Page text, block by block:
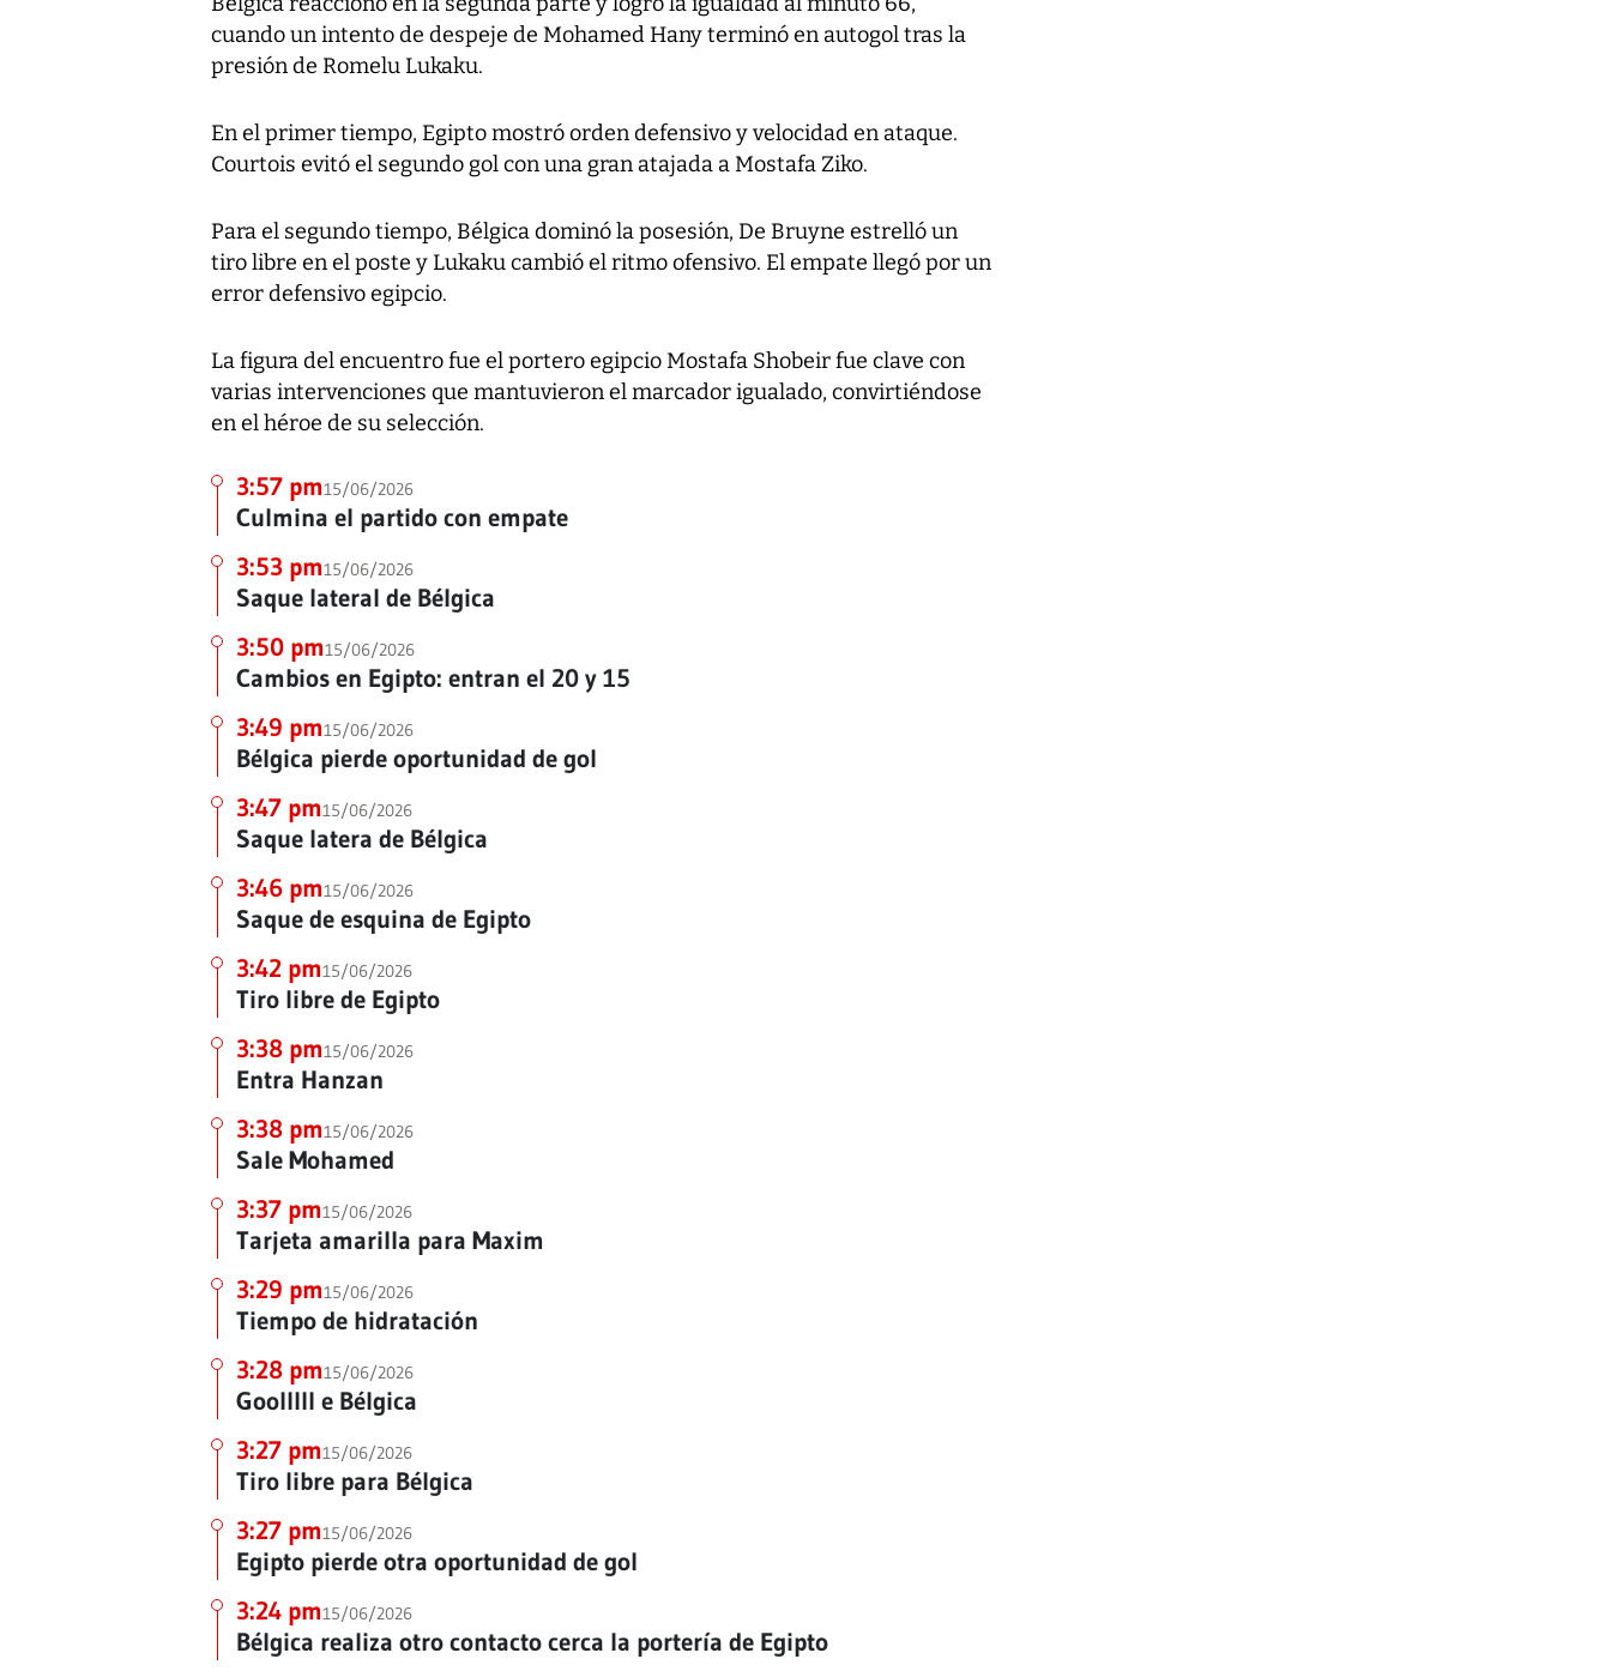
cuando un intento de despeje de Mohamed Hany terminó en autogol tras la
presión de Romelu Lukaku.
En el primer tiempo, Egipto mostró orden defensivo y velocidad en ataque.
Courtois evitó el segundo gol con una gran atajada a Mostafa Ziko.
Para el segundo tiempo, Bélgica dominó la posesión, De Bruyne estrelló un
tiro libre en el poste y Lukaku cambió el ritmo ofensivo. El empate llegó por un
error defensivo egipcio.
La figura del encuentro fue el portero egipcio Mostafa Shobeir fue clave con
varias intervenciones que mantuvieron el marcador igualado, convirtiéndose
en el héroe de su selección.
3:57 pm15/06/2026
Culmina el partido con empate
3:53 pm15/06/2026
Saque lateral de Bélgica
3:50 pm15/06/2026
Cambios en Egipto: entran el 20 y 15
3:49 pm15/06/2026
Bélgica pierde oportunidad de gol
3:47 pm15/06/2026
Saque latera de Bélgica
3:46 pm15/06/2026
Saque de esquina de Egipto
3:42 pm15/06/2026
Tiro libre de Egipto
3:38 pm15/06/2026
Entra Hanzan
3:38 pm15/06/2026
Sale Mohamed
3:37 pm15/06/2026
Tarjeta amarilla para Maxim
3:29 pm15/06/2026
Tiempo de hidratación
3:28 pm15/06/2026
Goolllll e Bélgica
3:27 pm15/06/2026
Tiro libre para Bélgica
3:27 pm15/06/2026
Egipto pierde otra oportunidad de gol
3:24 pm15/06/2026
Bélgica realiza otro contacto cerca la portería de Egipto